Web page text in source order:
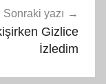
Sonraki yazı
Gizlice
İzledim